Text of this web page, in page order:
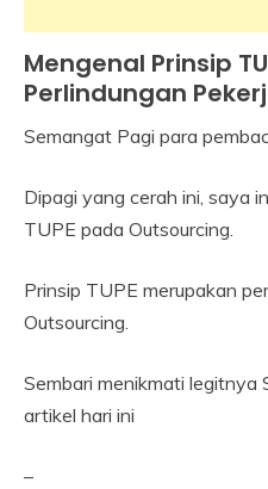
Industrial
Relation
Mengenal Prinsip
Perlindungan
2017
Semangat Pagi para
Dipagi yang cerah ini, saya
TUPE pada Outsourcing.
Prinsip TUPE merupakan
Outsourcing.
Sembari menikmati legitnya
artikel hari ini
–